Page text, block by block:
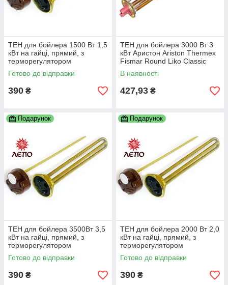
ТЕН для бойлера 1500 Вт 1,5
кВт на гайці, прямий, з
терморегулятором
Готово до відправки
390 ₴
ТЕН для бойлера 3000 Вт 3
кВт Аристон Ariston Thermex
Fismar Round Liko Classic
Alpari Реал DeLuxe та ін.
В наявності
427,93 ₴
Подарунок
ТЕН для бойлера 3500Вт 3,5
кВт на гайці, прямий, з
терморегулятором
Готово до відправки
390 ₴
Подарунок
ТЕН для бойлера 2000 Вт 2,0
кВт на гайці, прямий, з
терморегулятором
Готово до відправки
390 ₴